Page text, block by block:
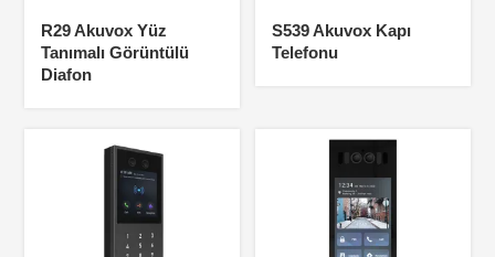
R29 Akuvox Yüz
Tanımalı Görüntülü
Diafon
S539 Akuvox Kapı
Telefonu